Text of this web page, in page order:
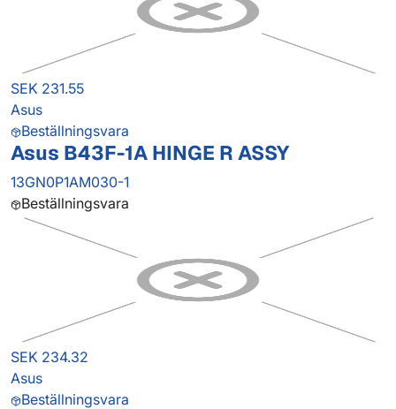
SEK 231.55
Asus
Beställningsvara
Asus B43F-1A HINGE R ASSY
13GN0P1AM030-1
Beställningsvara
SEK 234.32
Asus
Beställningsvara